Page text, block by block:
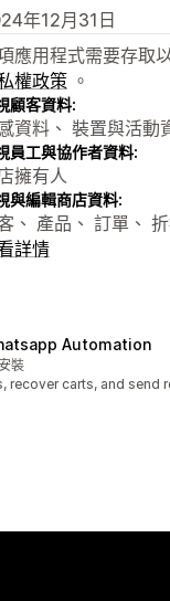
年12月31日
應用程式需要存取
權政策 。
顧客資料:
資料、 裝置與活動
員工與協作者資料:
擁有人
與編輯商店資料:
、 產品、 訂單、
詳情
Automation
裝
recover carts, and send